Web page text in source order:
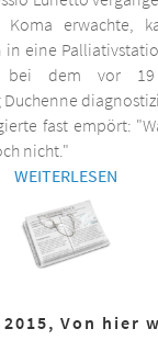
Koma erwachte,
eine
bei dem vor
Duchenne
fast empört:
nicht."
WEITERLESEN
Von hier